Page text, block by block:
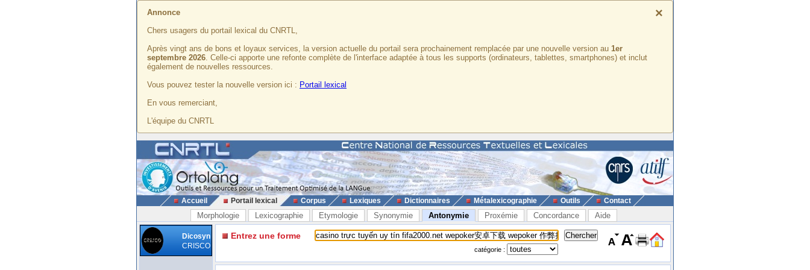
×
Annonce
Chers usagers du portail lexical du CNRTL,
Après vingt ans de bons et loyaux services, la version actuelle du portail sera prochainement remplacée par une nouvelle version au 1er
septembre 2026. Celle-ci apporte une refonte complète de l'interface adaptée à tous les supports (ordinateurs, tablettes, smartphones) et inclut
également de nouvelles ressources.
Vous pouvez tester la nouvelle version ici : Portail lexical
En vous remerciant,
L'équipe du CNRTL
Accueil Portail lexical Corpus Lexiques Dictionnaires Métalexicographie Outils Contact
Morphologie Lexicographie Etymologie Synonymie Antonymie Proxémie Concordance Aide
Dicosyn
CRISCO
Entrez une forme
catégorie :